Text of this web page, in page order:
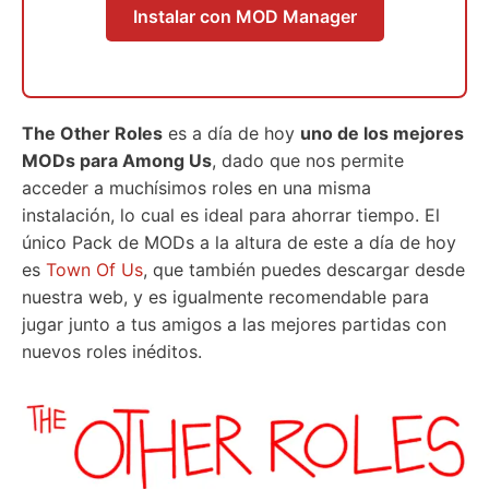
Instalar con MOD Manager
The Other Roles es a día de hoy uno de los mejores
MODs para Among Us, dado que nos permite
acceder a muchísimos roles en una misma
instalación, lo cual es ideal para ahorrar tiempo. El
único Pack de MODs a la altura de este a día de hoy
es Town Of Us, que también puedes descargar desde
nuestra web, y es igualmente recomendable para
jugar junto a tus amigos a las mejores partidas con
nuevos roles inéditos.